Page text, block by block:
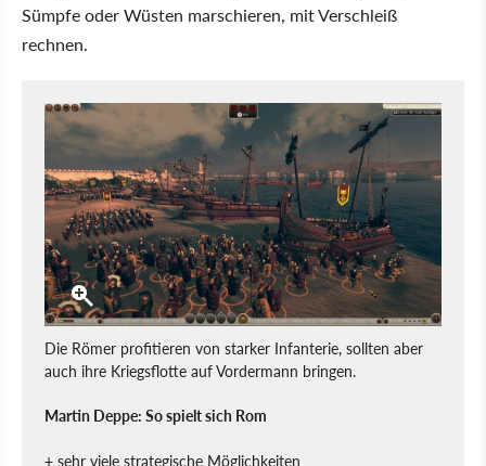
Sümpfe oder Wüsten marschieren, mit Verschleiß
rechnen.
Die Römer profitieren von starker Infanterie, sollten aber
auch ihre Kriegsflotte auf Vordermann bringen.
Martin Deppe: So spielt sich Rom
+ sehr viele strategische Möglichkeiten